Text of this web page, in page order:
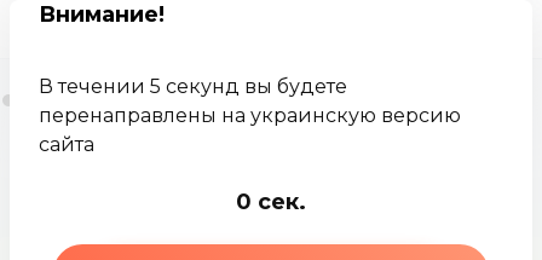
Внимание!
В течении 5 секунд вы будете
перенаправлены на украинскую версию
сайта
-1 сек.